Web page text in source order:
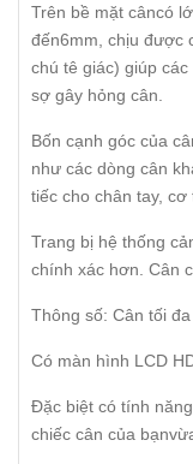
Trên bề mặt câncó
đến6mm, chịu được
chú tê giác) giúp
sợ gây hỏng cân.
Bốn cạnh góc của
như các dòng cân
tiếc cho chân tay, cơ
Trang bị hệ thống
chính xác hơn. Cân
Thông số: Cân tối
Có màn hình LCD
Đặc biệt có tính
chiếc cân của